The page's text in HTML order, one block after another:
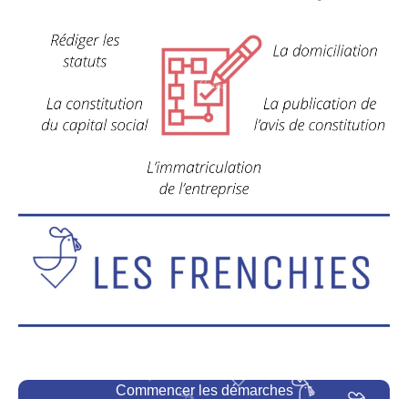
Commencer les démarches